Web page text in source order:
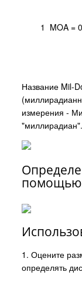
1 MOA =
Название Mil-
измерения -
"миллирадиан".
помощью
1. Оцените
определять